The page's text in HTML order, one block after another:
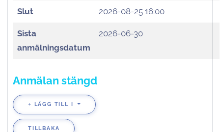
Slut 2026-08-25 16:00
Sista
anmälningsdatum
2026-06-30
Anmälan stängd
LÄGG TILL I
TILLBAKA